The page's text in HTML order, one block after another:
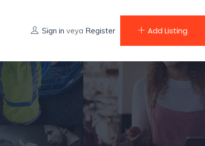
Sign in veya Register Add Listing